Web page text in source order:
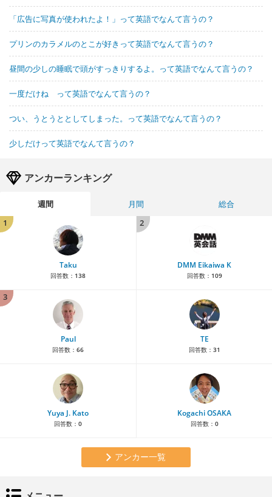
「広告に写真が使われたよ！」って英語でなんて言うの？
プリンのカラメルのとこが好きって英語でなんて言うの？
昼間の少しの睡眠で頭がすっきりするよ。って英語でなんて言うの？
一度だけね って英語でなんて言うの？
つい、うとうととしてしまった。って英語でなんて言うの？
少しだけって英語でなんて言うの？
アンカーランキング
週間 月間
総合
1
Taku
回答数： 138
2
DMM Eikaiwa K
回答数： 109
3
Paul
回答数： 66
TE
回答数： 31
Yuya J. Kato
回答数： 0
Kogachi OSAKA
回答数： 0
アンカー一覧